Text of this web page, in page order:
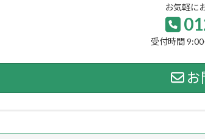
お気軽に
受付時間
お